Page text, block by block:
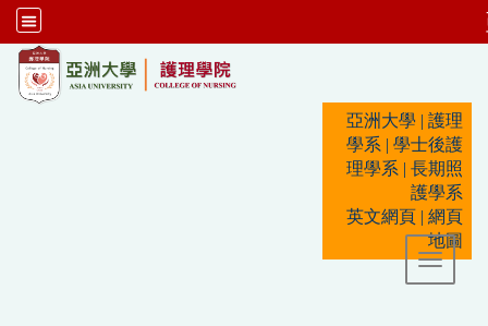
亞洲大學 | 護理
學系 | 學士後護
理學系 | 長期照
護學系
英文網頁 | 網頁
地圖
Toggle